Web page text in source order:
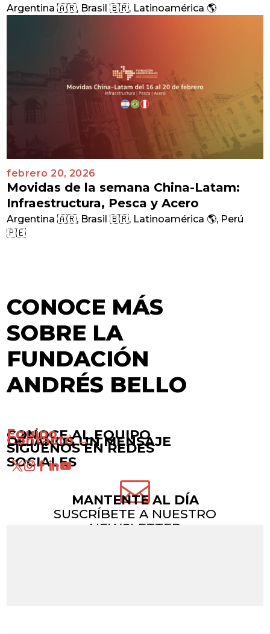
Argentina 🇦🇷, Brasil 🇧🇷, Latinoamérica 🌎
febrero 20, 2026
Movidas de la semana China-Latam:
Infraestructura, Pesca y Acero
Argentina 🇦🇷, Brasil 🇧🇷, Latinoamérica 🌎, Perú
🇵🇪
CONOCE MÁS
SOBRE LA
FUNDACIÓN
ANDRÉS BELLO
CONOCE AL EQUIPO
Equipo →
DÉJANOS UN MENSAJE
Contacto →
SÍGUENOS EN REDES
SOCIALES

MANTENTE AL DÍA
SUSCRÍBETE A NUESTRO
NEWSLETTER